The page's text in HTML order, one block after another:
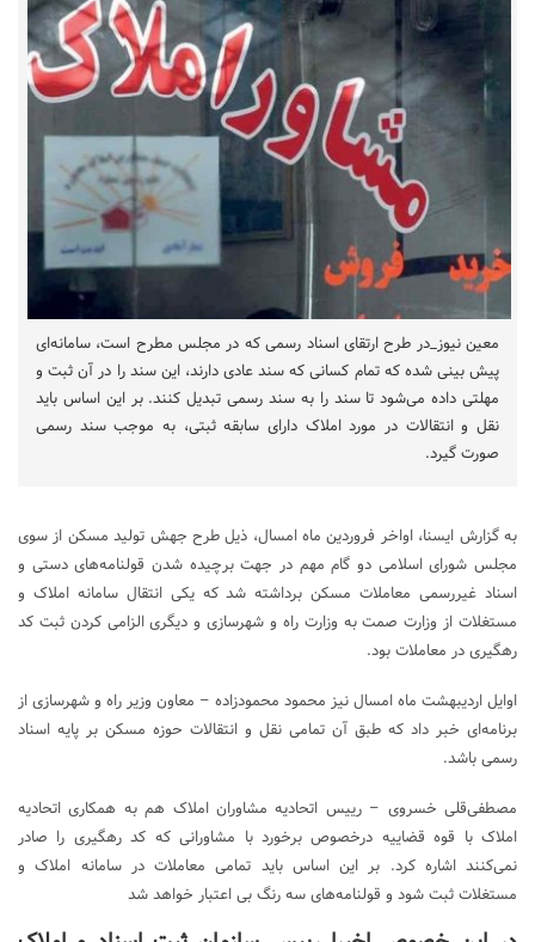
معین نیوز_در طرح ارتقای اسناد رسمی که در مجلس مطرح است، سامانه‌ای
پیش بینی شده که تمام کسانی که سند عادی دارند، این سند را در آن ثبت و
مهلتی داده می‌شود تا سند را به سند رسمی تبدیل کنند. بر این اساس باید
نقل و انتقالات در مورد املاک دارای سابقه ثبتی، به موجب سند رسمی
صورت گیرد.
به گزارش ایسنا، اواخر فروردین ماه امسال، ذیل طرح جهش تولید مسکن از سوی
مجلس شورای اسلامی دو گام مهم در جهت برچیده شدن قولنامه‌های دستی و
اسناد غیررسمی معاملات مسکن برداشته شد که یکی انتقال سامانه املاک و
مستغلات از وزارت صمت به وزارت راه و شهرسازی و دیگری الزامی کردن ثبت کد
رهگیری در معاملات بود.
اوایل اردیبهشت ماه امسال نیز محمود محمودزاده – معاون وزیر راه و شهرسازی از
برنامه‌ای خبر داد که طبق آن تمامی نقل و انتقالات حوزه مسکن بر پایه اسناد
رسمی باشد.
مصطفی‌قلی خسروی – رییس اتحادیه مشاوران املاک هم به همکاری اتحادیه
املاک با قوه قضاییه درخصوص برخورد با مشاورانی که کد رهگیری را صادر
نمی‌کنند اشاره کرد. بر این اساس باید تمامی معاملات در سامانه املاک و
مستغلات ثبت شود و قولنامه‌های سه رنگ بی اعتبار خواهد شد